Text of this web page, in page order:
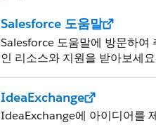
Salesforce 도움말
Salesforce 도움말에 방문하여
인 리소스와 지원을 받아보세
IdeaExchange
IdeaExchange에 아이디어를